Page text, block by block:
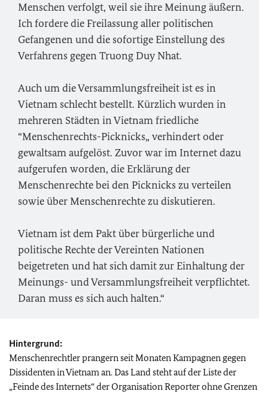
Menschen verfolgt, weil sie ihre Meinung äußern.
Ich fordere die Freilassung aller politischen
Gefangenen und die sofortige Einstellung des
Verfahrens gegen Truong Duy Nhat.
Auch um die Versammlungsfreiheit ist es in
Vietnam schlecht bestellt. Kürzlich wurden in
mehreren Städten in Vietnam friedliche
“Menschenrechts-Picknicks„ verhindert oder
gewaltsam aufgelöst. Zuvor war im Internet dazu
aufgerufen worden, die Erklärung der
Menschenrechte bei den Picknicks zu verteilen
sowie über Menschenrechte zu diskutieren.
Vietnam ist dem Pakt über bürgerliche und
politische Rechte der Vereinten Nationen
beigetreten und hat sich damit zur Einhaltung der
Meinungs- und Versammlungsfreiheit verpflichtet.
Daran muss es sich auch halten.“
Hintergrund:
Menschenrechtler prangern seit Monaten Kampagnen gegen
Dissidenten in Vietnam an. Das Land steht auf der Liste der
„Feinde des Internets“ der Organisation Reporter ohne Grenzen